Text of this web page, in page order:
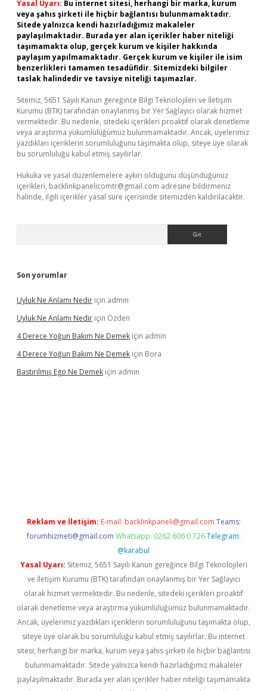
Yasal Uyarı: Bu internet sitesi, herhangi bir marka, kurum
veya şahıs şirketi ile hiçbir bağlantısı bulunmamaktadır.
Sitede yalnızca kendi hazırladığımız makaleler
paylaşılmaktadır. Burada yer alan içerikler haber niteliği
taşımamakta olup, gerçek kurum ve kişiler hakkında
paylaşım yapılmamaktadır. Gerçek kurum ve kişiler ile isim
benzerlikleri tamamen tesadüfidir. Sitemizdeki bilgiler
taslak halindedir ve tavsiye niteliği taşımazlar.
Sitemiz, 5651 Sayılı Kanun gereğince Bilgi Teknolojileri ve İletişim
Kurumu (BTK) tarafından onaylanmış bir Yer Sağlayıcı olarak hizmet
vermektedir. Bu nedenle, sitedeki içerikleri proaktif olarak denetleme
veya araştırma yükümlülüğümüz bulunmamaktadır. Ancak, üyelerimiz
yazdıkları içeriklerin sorumluluğunu taşımakta olup, siteye üye olarak
bu sorumluluğu kabul etmiş sayılırlar.
Hukuka ve yasal düzenlemelere aykırı olduğunu düşündüğünüz
içerikleri, backlinkpanelicomtr@gmail.com adresine bildirmeniz
halinde, ilgili içerikler yasal süre içerisinde sitemizden kaldırılacaktır.
Son yorumlar
Uyluk Ne Anlamı Nedir için admin
Uyluk Ne Anlamı Nedir için Özden
4 Derece Yoğun Bakım Ne Demek için admin
4 Derece Yoğun Bakım Ne Demek için Bora
Bastırılmış Ego Ne Demek için admin
Reklam ve İletişim: E-mail: backlinkpaneli@gmail.com Teams:
forumhizmeti@gmail.com Whatsapp: 0262 606 0 726 Telegram:
@karabul
Yasal Uyarı: Sitemiz, 5651 Sayılı Kanun gereğince Bilgi Teknolojileri
ve İletişim Kurumu (BTK) tarafından onaylanmış bir Yer Sağlayıcı
olarak hizmet vermektedir. Bu nedenle, sitedeki içerikleri proaktif
olarak denetleme veya araştırma yükümlülüğümüz bulunmamaktadır.
Ancak, üyelerimiz yazdıkları içeriklerin sorumluluğunu taşımakta olup,
siteye üye olarak bu sorumluluğu kabul etmiş sayılırlar. Bu internet
sitesi, herhangi bir marka, kurum veya şahıs şirketi ile hiçbir bağlantısı
bulunmamaktadır. Sitede yalnızca kendi hazırladığımız makaleler
paylaşılmaktadır. Burada yer alan içerikler haber niteliği taşımamakta